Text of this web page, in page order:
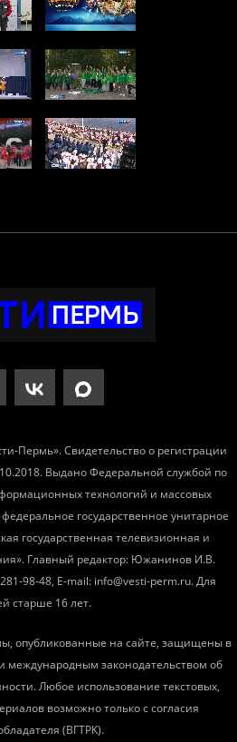
Пермь». Свидетельство о регистрации
Выдано Федеральной службой по
технологий и массовых
государственное унитарное
государственная телевизионная и
Главный редактор: Южанинов И.В.
98-48, E-mail: info@vesti-perm.ru. Для
старше 16 лет.
опубликованные на сайте, защищены в
международным законодательством об
Любое использование текстовых,
возможно только с согласия
(ВГТРК).